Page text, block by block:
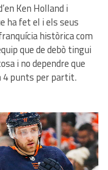
Ken Holland i
ha fet el i els seus
històrica com
que de debò tingui
i no dependre que
4 punts per partit.